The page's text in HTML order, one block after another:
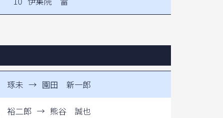
琢未 → 園田 新一郎
裕二郎 → 熊谷 誠也